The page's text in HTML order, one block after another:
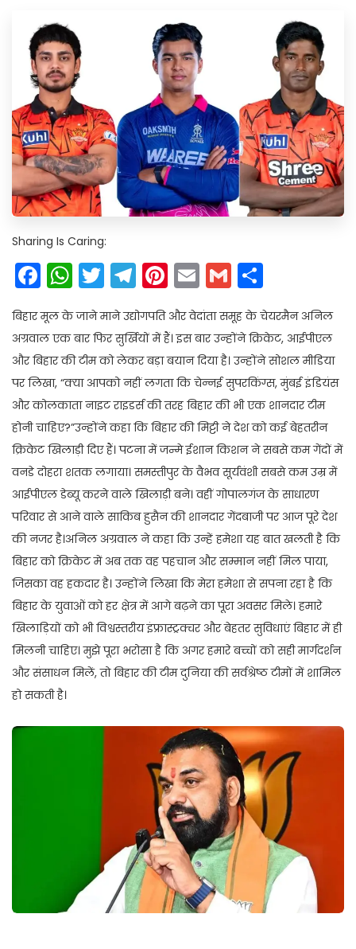
Sharing Is Caring:
Facebook
WhatsApp
Twitter
Telegram
Pinterest
EmailGmail
बिहार मूल के जाने माने उद्योगपति और वेदांता समूह के चेयरमैन अनिल
अग्रवाल एक बार फिर सुर्खियों में हैं। इस बार उन्होंने क्रिकेट, आईपीएल
और बिहार की टीम को लेकर बड़ा बयान दिया है। उन्होंने सोशल मीडिया
पर लिखा, “क्या आपको नहीं लगता कि चेन्नई सुपरकिंग्स, मुंबई इंडियंस
और कोलकाता नाइट राइडर्स की तरह बिहार की भी एक शानदार टीम
होनी चाहिए?”उन्होंने कहा कि बिहार की मिट्टी ने देश को कई बेहतरीन
क्रिकेट खिलाड़ी दिए हैं। पटना में जन्मे ईशान किशन ने सबसे कम गेंदों में
वनडे दोहरा शतक लगाया। समस्तीपुर के वैभव सूर्यवंशी सबसे कम उम्र में
आईपीएल डेब्यू करने वाले खिलाड़ी बने। वहीं गोपालगंज के साधारण
परिवार से आने वाले साकिब हुसैन की शानदार गेंदबाजी पर आज पूरे देश
की नजर है।अनिल अग्रवाल ने कहा कि उन्हें हमेशा यह बात खलती है कि
बिहार को क्रिकेट में अब तक वह पहचान और सम्मान नहीं मिल पाया,
जिसका वह हकदार है। उन्होंने लिखा कि मेरा हमेशा से सपना रहा है कि
बिहार के युवाओं को हर क्षेत्र में आगे बढ़ने का पूरा अवसर मिले। हमारे
खिलाड़ियों को भी विश्वस्तरीय इंफ्रास्ट्रक्चर और बेहतर सुविधाएं बिहार में ही
मिलनी चाहिए। मुझे पूरा भरोसा है कि अगर हमारे बच्चों को सही मार्गदर्शन
और संसाधन मिलें, तो बिहार की टीम दुनिया की सर्वश्रेष्ठ टीमों में शामिल
हो सकती है।